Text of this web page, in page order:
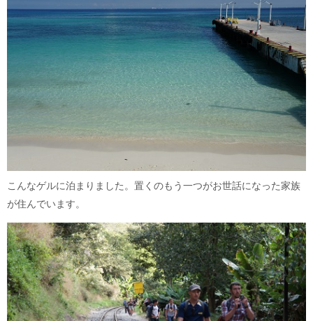
こんなゲルに泊まりました。置くのもう一つがお世話になった家族
が住んでいます。